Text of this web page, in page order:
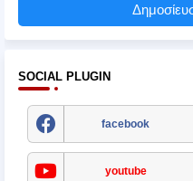
SOCIAL PLUGIN
facebook
youtube